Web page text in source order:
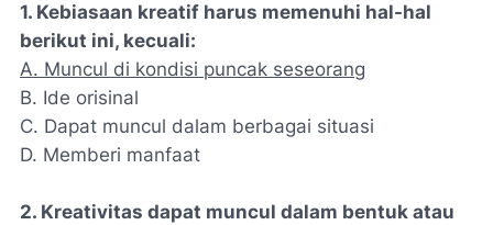
1. Kebiasaan kreatif harus memenuhi hal-hal
berikut ini, kecuali:
A. Muncul di kondisi puncak seseorang
B. Ide orisinal
C. Dapat muncul dalam berbagai situasi
D. Memberi manfaat
2. Kreativitas dapat muncul dalam bentuk atau